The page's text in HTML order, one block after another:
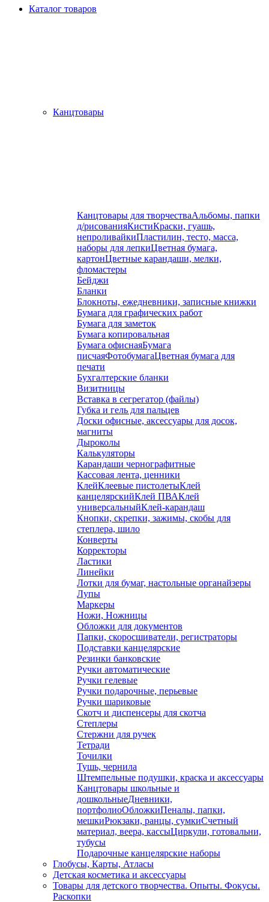
Каталог товаров
Канцтовары
Канцтовары для творчестваАльбомы, папки
д/рисованияКистиКраски, гуашь,
непроливайкиПластилин, тесто, масса,
наборы для лепкиЦветная бумага,
картонЦветные карандаши, мелки,
фломастеры
Бейджи
Бланки
Блокноты, ежедневники, записные книжки
Бумага для графических работ
Бумага для заметок
Бумага копировальная
Бумага офиснаяБумага
писчаяФотобумагаЦветная бумага для
печати
Бухгалтерские бланки
Визитницы
Вставка в сегрегатор (файлы)
Губка и гель для пальцев
Доски офисные, аксессуары для досок,
магниты
Дыроколы
Калькуляторы
Карандаши чернографитные
Кассовая лента, ценники
КлейКлеевые пистолетыКлей
канцелярскийКлей ПВАКлей
универсальныйКлей-карандаш
Кнопки, скрепки, зажимы, скобы для
степлера, шило
Конверты
Корректоры
Ластики
Линейки
Лотки для бумаг, настольные органайзеры
Лупы
Маркеры
Ножи, Ножницы
Обложки для документов
Папки, скоросшиватели, регистраторы
Подставки канцелярские
Резинки банковские
Ручки автоматические
Ручки гелевые
Ручки подарочные, перьевые
Ручки шариковые
Скотч и диспенсеры для скотча
Степлеры
Стержни для ручек
Тетради
Точилки
Тушь, чернила
Штемпельные подушки, краска и аксессуары
Канцтовары школьные и
дошкольныеДневники,
портфолиоОбложкиПеналы, папки,
мешкиРюкзаки, ранцы, сумкиСчетный
материал, веера, кассыЦиркули, готовальни,
тубусы
Подарочные канцелярские наборы
Глобусы, Карты, Атласы
Детская косметика и аксессуары
Товары для детского творчества. Опыты. Фокусы.
Раскопки